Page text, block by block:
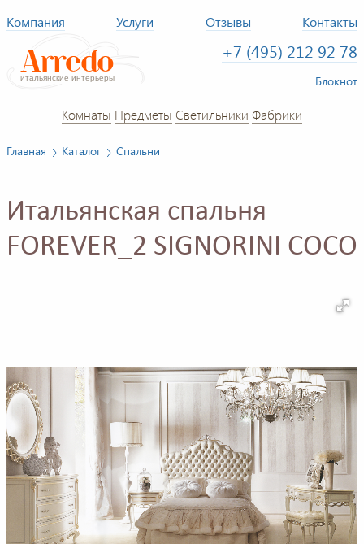
Компания Услуги Отзывы Контакты
+7 (495) 212 92 78
Блокнот
Комнаты Предметы Светильники Фабрики
Главная Каталог Спальни
Итальянская спальня
FOREVER_2 SIGNORINI COCO
Пример композиции для спальной комнаты. В
композицию входят: кровать, прикроватная тумбочка,
туалетный столик, пуф, напольная лампа, зеркало,